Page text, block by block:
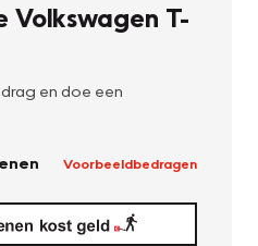
Volkswagen T-
en doe een
Voorbeeldbedragen